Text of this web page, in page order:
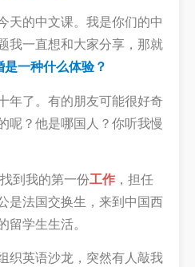
天的中文课。我是你们的中
我一直想和大家分享，那就
一种什么体验？
年了。有的朋友可能很好奇
呢？他是哪国人？你听我慢
到我的第一份工作 ，担任
是法国交换生，来到中国西
留学生生活。
织英语沙龙，突然有人敲我